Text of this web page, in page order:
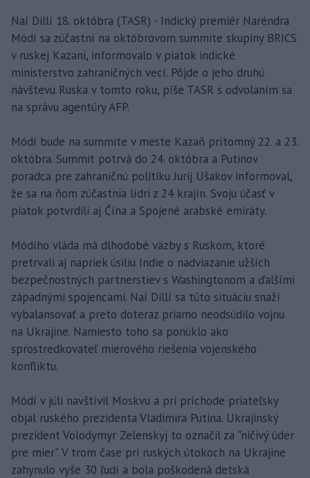
Naí Dillí 18. októbra (TASR) - Indický premiér Naréndra
Módí sa zúčastní na októbrovom summite skupiny BRICS
v ruskej Kazani, informovalo v piatok indické
ministerstvo zahraničných vecí. Pôjde o jeho druhú
návštevu Ruska v tomto roku, píše TASR s odvolaním sa
na správu agentúry AFP.
Módí bude na summite v meste Kazaň prítomný 22. a 23.
októbra. Summit potrvá do 24. októbra a Putinov
poradca pre zahraničnú politiku Jurij Ušakov informoval,
že sa na ňom zúčastnia lídri z 24 krajín. Svoju účasť v
piatok potvrdili aj Čína a Spojené arabské emiráty.
Módího vláda má dlhodobé väzby s Ruskom, ktoré
pretrvali aj napriek úsiliu Indie o nadviazanie užších
bezpečnostných partnerstiev s Washingtonom a ďalšími
západnými spojencami. Naí Dillí sa túto situáciu snaží
vybalansovať a preto doteraz priamo neodsúdilo vojnu
na Ukrajine. Namiesto toho sa ponúklo ako
sprostredkovateľ mierového riešenia vojenského
konfliktu.
Módí v júli navštívil Moskvu a pri príchode priateľsky
objal ruského prezidenta Vladimira Putina. Ukrajinský
prezident Volodymyr Zelenskyj to označil za "ničivý úder
pre mier". V trom čase pri ruských útokoch na Ukrajine
zahynulo vyše 30 ľudí a bola poškodená detská